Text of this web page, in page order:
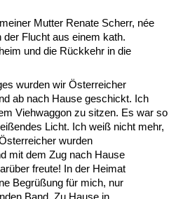
Mutter Renate Scherr, née
der Flucht aus einem kath.
und die Rückkehr in die
wurden wir Österreicher
ab nach Hause geschickt. Ich
Viehwaggon zu sitzen. Es war so
Licht. Ich weiß nicht mehr,
wurden
mit dem Zug nach Hause
freute! In der Heimat
Begrüßung für mich, nur